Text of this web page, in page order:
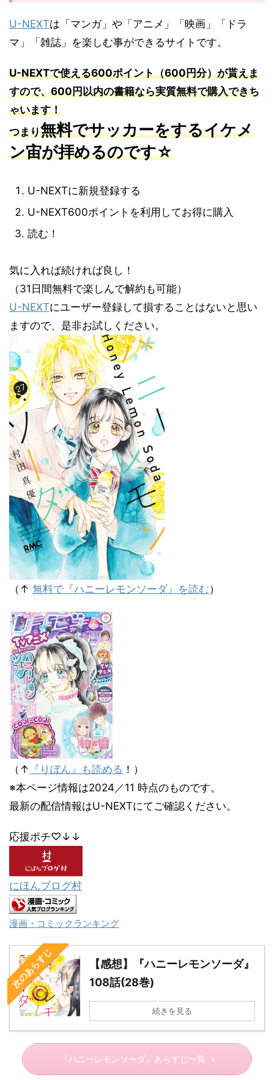
U-NEXTは「マンガ」や「アニメ」「映画」「ドラ
マ」「雑誌」を楽しむ事ができるサイトです。
U-NEXTで使える600ポイント（600円分）が貰えま
すので、600円以内の書籍なら実質無料で購入できち
ゃいます！
つまり無料でサッカーをするイケメ
ン宙が拝めるのです☆
U-NEXTに新規登録する
U-NEXT600ポイントを利用してお得に購入
読む！
気に入れば続ければ良し！
（31日間無料で楽しんで解約も可能）
U-NEXTにユーザー登録して損することはないと思い
ますので、是非お試しください。
（↑ 無料で『ハニーレモンソーダ』を読む）
（↑ 『りぼん』も読める ！）
※本ページ情報は2024／11 時点のものです。
最新の配信情報はU-NEXTにてご確認ください。
応援ポチ♡↓↓
にほんブログ村
漫画・コミックランキング
次のあらすじ
【感想】『ハニーレモンソーダ』
108話(28巻)
続きを見る
『ハニーレモンソーダ』あらすじ一覧